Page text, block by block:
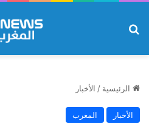
الرئيسية / الأخبار
الأخبار المغرب